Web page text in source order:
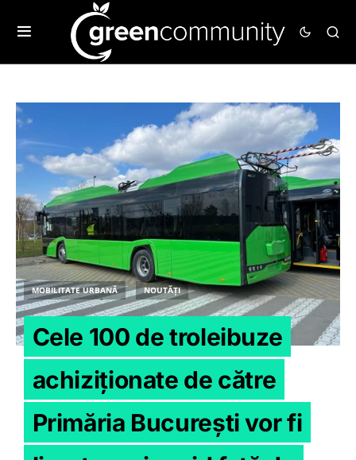
MOBILITATE URBANĂ NOUTĂȚI
Cele 100 de troleibuze
achiziționate de către
Primăria București vor fi